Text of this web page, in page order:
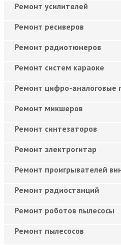
Ремонт усилителей
Ремонт ресиверов
Ремонт радиотюнеров
Ремонт систем караоке
Ремонт цифро-аналоговые
Ремонт микшеров
Ремонт синтезаторов
Ремонт электрогитар
Ремонт проигрывателей
Ремонт радиостанций
Ремонт роботов пылесосы
Ремонт пылесосов